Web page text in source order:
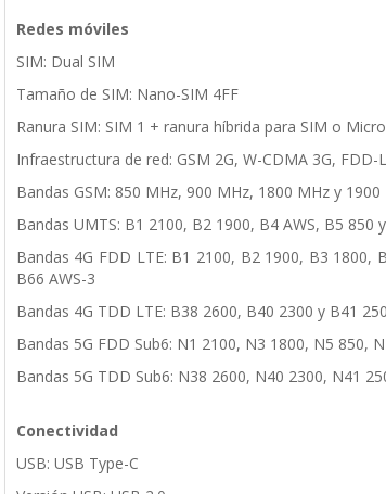
Redes móviles
SIM: Dual SIM
Tamaño de SIM: Nano-SIM 4FF
Ranura SIM: SIM 1 + ranura híbrida para SIM o
Infraestructura de red: GSM 2G, W-CDMA 3G,
Bandas GSM: 850 MHz, 900 MHz, 1800 MHz y 1900
Bandas UMTS: B1 2100, B2 1900, B4 AWS, B5 850
Bandas 4G FDD LTE: B1 2100, B2 1900, B3
B66 AWS-3
Bandas 4G TDD LTE: B38 2600, B40 2300 y B41
Bandas 5G FDD Sub6: N1 2100, N3 1800, N5 850,
Bandas 5G TDD Sub6: N38 2600, N40 2300, N41
Conectividad
USB: USB Type-C